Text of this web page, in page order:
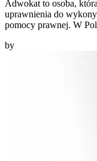
Adwokat to osoba,
uprawnienia do
pomocy prawnej. W
by